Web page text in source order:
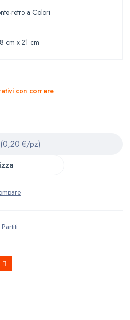
retro a Colori
cm x 21 cm
con corriere